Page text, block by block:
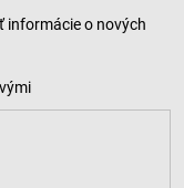
informácie o nových